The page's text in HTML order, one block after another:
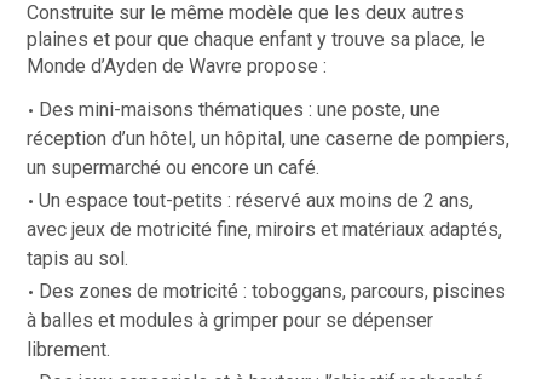
Construite sur le même modèle que les deux autres
plaines et pour que chaque enfant y trouve sa place, le
Monde d’Ayden de Wavre propose :
Des mini-maisons thématiques : une poste, une
réception d’un hôtel, un hôpital, une caserne de pompiers,
un supermarché ou encore un café.
Un espace tout-petits : réservé aux moins de 2 ans,
avec jeux de motricité fine, miroirs et matériaux adaptés,
tapis au sol.
Des zones de motricité : toboggans, parcours, piscines
à balles et modules à grimper pour se dépenser
librement.